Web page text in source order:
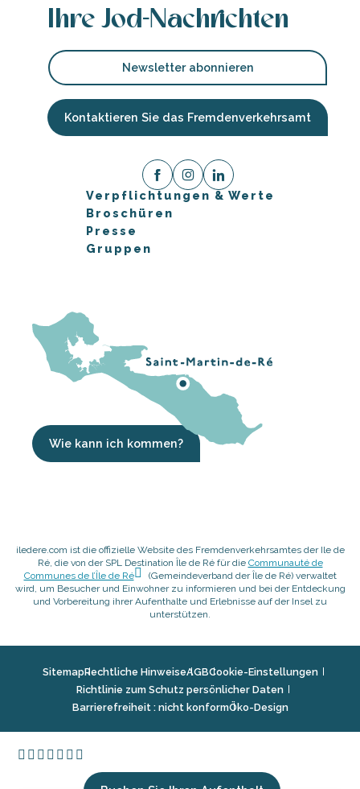
Ihre Jod-Nachrichten
Newsletter abonnieren
Kontaktieren Sie das Fremdenverkehrsamt
Verpflichtungen & Werte
Broschüren
Presse
Gruppen
Wie kann ich kommen?
iledere.com ist die offizielle Website des Fremdenverkehrsamtes der Ile de
Ré, die von der SPL Destination Île de Ré für die Communauté de
Communes de l’Île de Ré
(Gemeindeverband der Île de Ré) verwaltet
wird, um Besucher und Einwohner zu informieren und bei der Entdeckung
und Vorbereitung ihrer Aufenthalte und Erlebnisse auf der Insel zu
unterstützen.
SitemapRechtliche HinweiseAGBCookie-Einstellungen
Richtlinie zum Schutz persönlicher Daten
Barrierefreiheit : nicht konformÖko-Design